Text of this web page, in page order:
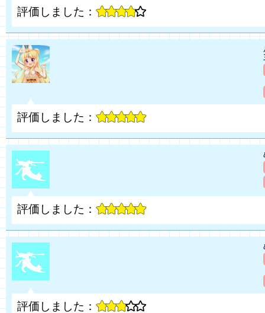
評価しました：
評価しました：
評価しました：
評価しました：